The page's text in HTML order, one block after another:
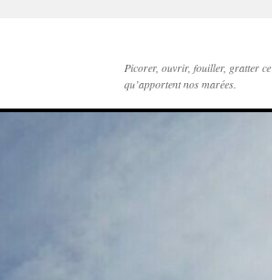
Picorer, ouvrir, fouiller, gratter ce
qu’apportent nos marées.